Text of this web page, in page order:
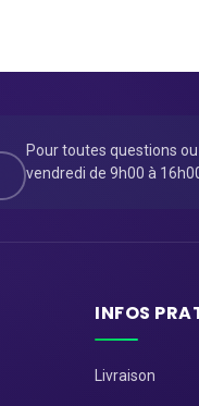
Pour toutes questions
vendredi de 9h00 à
INFOS
Livraison